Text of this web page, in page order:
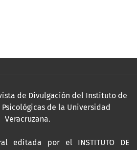
de Divulgación del Instituto de
de la Universidad
Veracruzana.
editada por el INSTITUTO DE